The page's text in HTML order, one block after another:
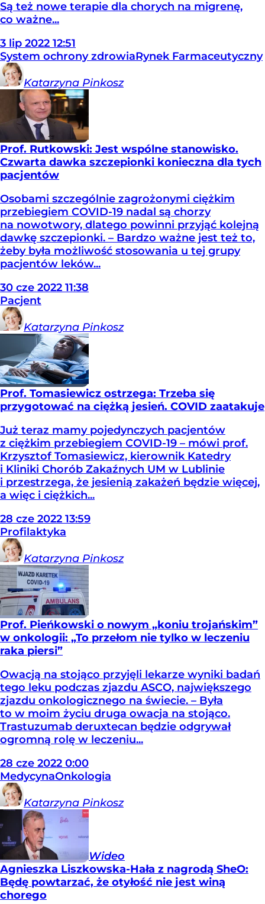
Są też nowe terapie dla chorych na migrenę,
co ważne...
3 lip 2022 12:51
System ochrony zdrowiaRynek Farmaceutyczny
Katarzyna Pinkosz
Prof. Rutkowski: Jest wspólne stanowisko.
Czwarta dawka szczepionki konieczna dla tych
pacjentów
Osobami szczególnie zagrożonymi ciężkim
przebiegiem COVID-19 nadal są chorzy
na nowotwory, dlatego powinni przyjąć kolejną
dawkę szczepionki. – Bardzo ważne jest też to,
żeby była możliwość stosowania u tej grupy
pacjentów leków...
30 cze 2022 11:38
Pacjent
Katarzyna Pinkosz
Prof. Tomasiewicz ostrzega: Trzeba się
przygotować na ciężką jesień. COVID zaatakuje
Już teraz mamy pojedynczych pacjentów
z ciężkim przebiegiem COVID-19 – mówi prof.
Krzysztof Tomasiewicz, kierownik Katedry
i Kliniki Chorób Zakaźnych UM w Lublinie
i przestrzega, że jesienią zakażeń będzie więcej,
a więc i ciężkich...
28 cze 2022 13:59
Profilaktyka
Katarzyna Pinkosz
Prof. Pieńkowski o nowym „koniu trojańskim”
w onkologii: „To przełom nie tylko w leczeniu
raka piersi”
Owacją na stojąco przyjęli lekarze wyniki badań
tego leku podczas zjazdu ASCO, największego
zjazdu onkologicznego na świecie. – Była
to w moim życiu druga owacja na stojąco.
Trastuzumab deruxtecan będzie odgrywał
ogromną rolę w leczeniu...
28 cze 2022 0:00
MedycynaOnkologia
Katarzyna Pinkosz
Wideo
Agnieszka Liszkowska-Hała z nagrodą SheO:
Będę powtarzać, że otyłość nie jest winą
chorego